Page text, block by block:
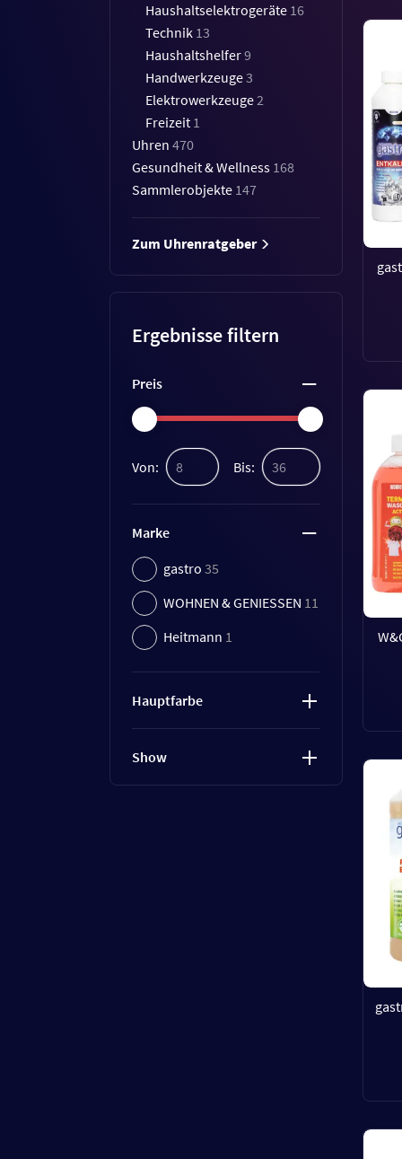
Haushaltselektrogeräte 16
Technik 13
Haushaltshelfer9
Handwerkzeuge3
Elektrowerkzeuge2
Freizeit 1
Uhren 470
Gesundheit & Wellness 168
Sammlerobjekte 147
Zum Uhrenratgeber
Ergebnisse filtern
Preis
Von: Bis:
Marke
gastro 35
WOHNEN & GENIESSEN 11
Heitmann 1
Hauptfarbe
Show